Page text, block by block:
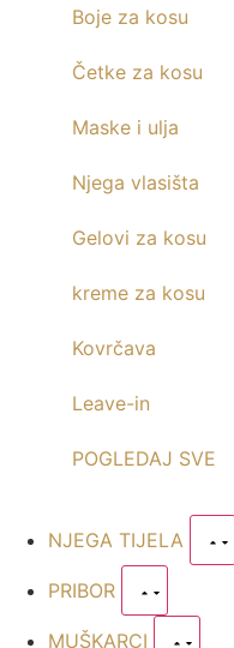
Boje za kosu
Četke za kosu
Maske i ulja
Njega vlasišta
Gelovi za kosu
kreme za kosu
Kovrčava
Leave-in
POGLEDAJ SVE
NJEGA TIJELA
PRIBOR
MUŠKARCI